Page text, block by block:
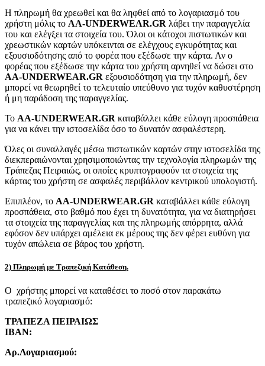
Η πληρωμή θα χρεωθεί και θα ληφθεί από το λογαριασμό του
χρήστη μόλις το AA-UNDERWEAR.GR λάβει την παραγγελία
του και ελέγξει τα στοιχεία του. Όλοι οι κάτοχοι πιστωτικών και
χρεωστικών καρτών υπόκεινται σε ελέγχους εγκυρότητας και
εξουσιοδότησης από το φορέα που εξέδωσε την κάρτα. Αν ο
φορέας που εξέδωσε την κάρτα του χρήστη αρνηθεί να δώσει στο
AA-UNDERWEAR.GR εξουσιοδότηση για την πληρωμή, δεν
μπορεί να θεωρηθεί το τελευταίο υπεύθυνο για τυχόν καθυστέρηση
ή μη παράδοση της παραγγελίας.
Το AA-UNDERWEAR.GR καταβάλλει κάθε εύλογη προσπάθεια
για να κάνει την ιστοσελίδα όσο το δυνατόν ασφαλέστερη.
Όλες οι συναλλαγές μέσω πιστωτικών καρτών στην ιστοσελίδα της
διεκπεραιώνονται χρησιμοποιώντας την τεχνολογία πληρωμών της
Τράπεζας Πειραιώς, οι οποίες κρυπτογραφούν τα στοιχεία της
κάρτας του χρήστη σε ασφαλές περιβάλλον κεντρικού υπολογιστή.
Επιπλέον, το AA-UNDERWEAR.GR καταβάλλει κάθε εύλογη
προσπάθεια, στο βαθμό που έχει τη δυνατότητα, για να διατηρήσει
τα στοιχεία της παραγγελίας και της πληρωμής απόρρητα, αλλά
εφόσον δεν υπάρχει αμέλεια εκ μέρους της δεν φέρει ευθύνη για
τυχόν απώλεια σε βάρος του χρήστη.
2) Πληρωμή με Τραπεζική Κατάθεση.
Ο χρήστης μπορεί να καταθέσει το ποσό στον παρακάτω
τραπεζικό λογαριασμό:
ΤΡΑΠΕΖΑ ΠΕΙΡΑΙΩΣ
IBAN:
Αρ.Λογαριασμού: